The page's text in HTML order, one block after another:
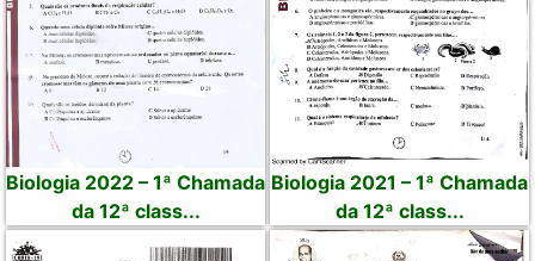
Biologia 2022 – 1ª Chamada
da 12ª class...
Biologia 2021 – 1ª Chamada
da 12ª class...